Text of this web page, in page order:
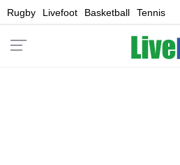
Rugby Livefoot Basketball Tennis